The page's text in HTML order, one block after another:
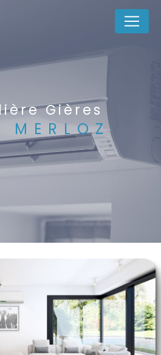
Gières
MERLOZ